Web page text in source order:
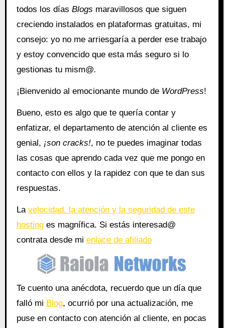
todos los días Blogs maravillosos que siguen
creciendo instalados en plataformas gratuitas, mi
consejo: yo no me arriesgaría a perder ese trabajo
y estoy convencido que esta más seguro si lo
gestionas tu mism@.
¡Bienvenido al emocionante mundo de WordPress!
Bueno, esto es algo que te quería contar y
enfatizar, el departamento de atención al cliente es
genial, ¡son cracks!, no te puedes imaginar todas
las cosas que aprendo cada vez que me pongo en
contacto con ellos y la rapidez con que te dan sus
respuestas.
La velocidad. la atención y la seguridad de este
hostinges magnífica. Si estás interesad@
contrata desde mi enlace de afiliado
Te cuento una anécdota, recuerdo que un día que
falló mi Blog, ocurrió por una actualización, me
puse en contacto con atención al cliente, en pocas